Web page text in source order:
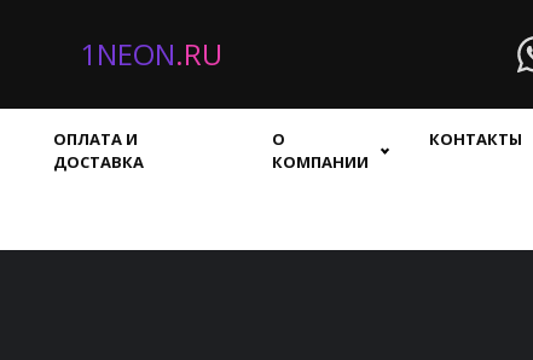
1NEON.RU
ОПЛАТА И
ДОСТАВКА
О
КОМПАНИИ
КОНТАКТЫ